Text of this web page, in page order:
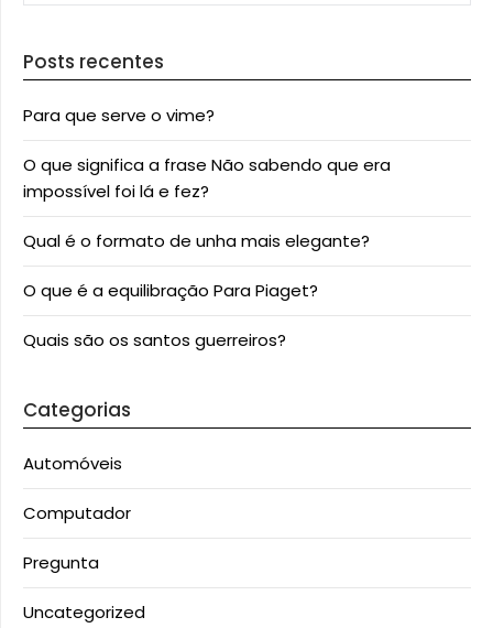
Posts recentes
Para que serve o vime?
O que significa a frase Não sabendo que era
impossível foi lá e fez?
Qual é o formato de unha mais elegante?
O que é a equilibração Para Piaget?
Quais são os santos guerreiros?
Categorias
Automóveis
Computador
Pregunta
Uncategorized